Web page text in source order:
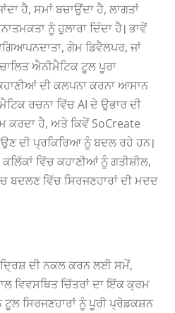
ਹੈ, ਸਮਾਂ ਬਚਾਉਂਦਾ ਹੈ, ਲਾਗਤਾਂ
ਨੂੰ ਹੁਲਾਰਾ ਦਿੰਦਾ ਹੈ। ਭਾਵੇਂ
ਗੇਮ ਡਿਵੈਲਪਰ, ਜਾਂ
ਐਨੀਮੈਟਿਕ ਟੂਲ ਪੂਰਾ
ਦੀ ਕਲਪਨਾ ਕਰਨਾ ਆਸਾਨ
ਰਚਨਾ ਵਿੱਚ AI ਦੇ ਉਭਾਰ ਦੀ
ਕਰਦਾ ਹੈ, ਅਤੇ ਕਿਵੇਂ SoCreate
ਦੀ ਪ੍ਰਕਿਰਿਆ ਨੂੰ ਬਦਲ ਰਹੇ ਹਨ।
ਵਿੱਚ ਕਹਾਣੀਆਂ ਨੂੰ ਗਤੀਸ਼ੀਲ,
ਬਦਲਣ ਵਿੱਚ ਸਿਰਜਣਹਾਰਾਂ ਦੀ ਮਦਦ
ਦੀ ਨਕਲ ਕਰਨ ਲਈ ਸਮੇਂ,
ਵਿਵਸਥਿਤ ਚਿੱਤਰਾਂ ਦਾ ਇੱਕ ਕ੍ਰਮ
ਸਿਰਜਣਹਾਰਾਂ ਨੂੰ ਪੂਰੀ ਪ੍ਰੋਡਕਸ਼ਨ